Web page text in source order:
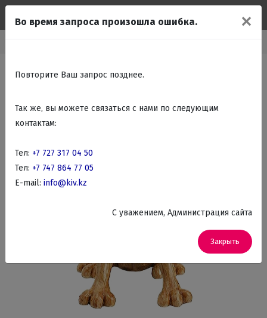
✕
Во время запроса произошла ошибка.
Повторите Ваш запрос позднее.
Так же, вы можете связаться с нами по следующим
контактам:
Тел: +7 727 317 04 50
Тел: +7 747 864 77 05
E-mail: info@kiv.kz
C уважением, Администрация сайта
Закрыть